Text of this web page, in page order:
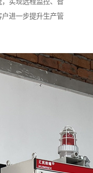
实现远程监控、智
进一步提升生产管